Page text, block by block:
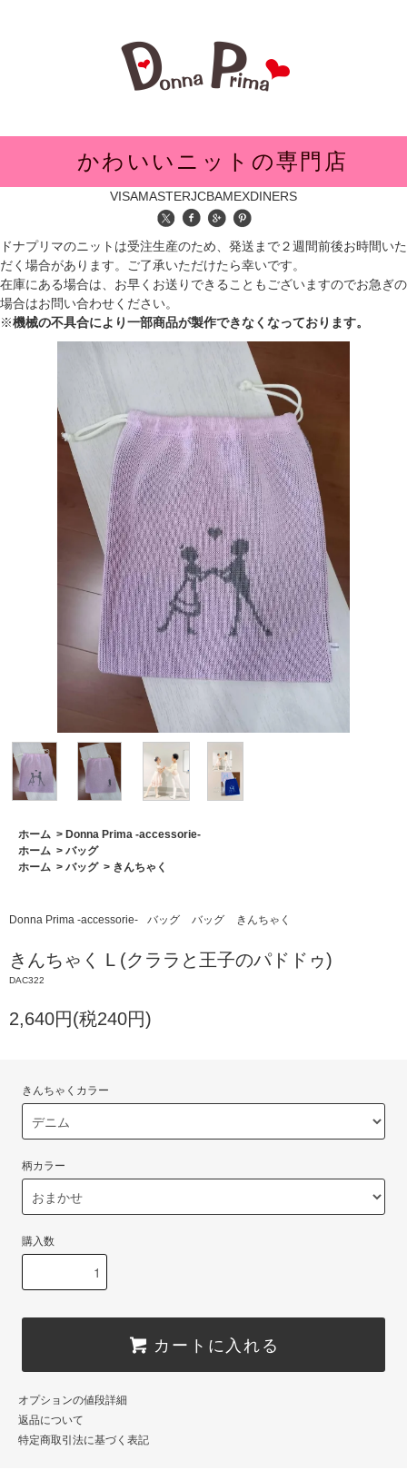
かわいいニットの専門店
VISAMASTERJCBAMEXDINERS
ドナプリマのニットは受注生産のため、発送まで２週間前後お時間いた
だく場合があります。ご了承いただけたら幸いです。
在庫にある場合は、お早くお送りできることもございますのでお急ぎの
場合はお問い合わせください。
※機械の不具合により一部商品が製作できなくなっております。
ホーム > Donna Prima -accessorie-
ホーム > バッグ
ホーム > バッグ > きんちゃく
Donna Prima -accessorie- バッグ バッグ きんちゃく
きんちゃく L (クララと王子のパドドゥ)
DAC322
2,640円(税240円)
きんちゃくカラー
柄カラー
購入数
カートに入れる
オプションの値段詳細
返品について
特定商取引法に基づく表記